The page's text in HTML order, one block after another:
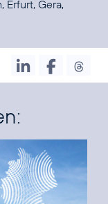
Erfurt, Gera,